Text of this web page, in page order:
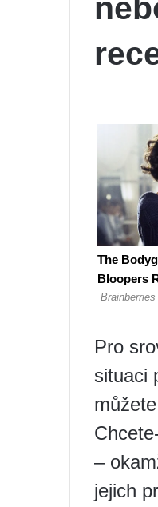
Pro
situaci
–
jejich